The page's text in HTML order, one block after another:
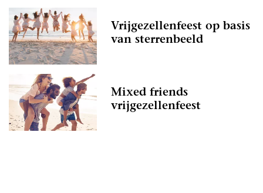
Vrijgezellenfeest op basis
van sterrenbeeld
Mixed friends
vrijgezellenfeest